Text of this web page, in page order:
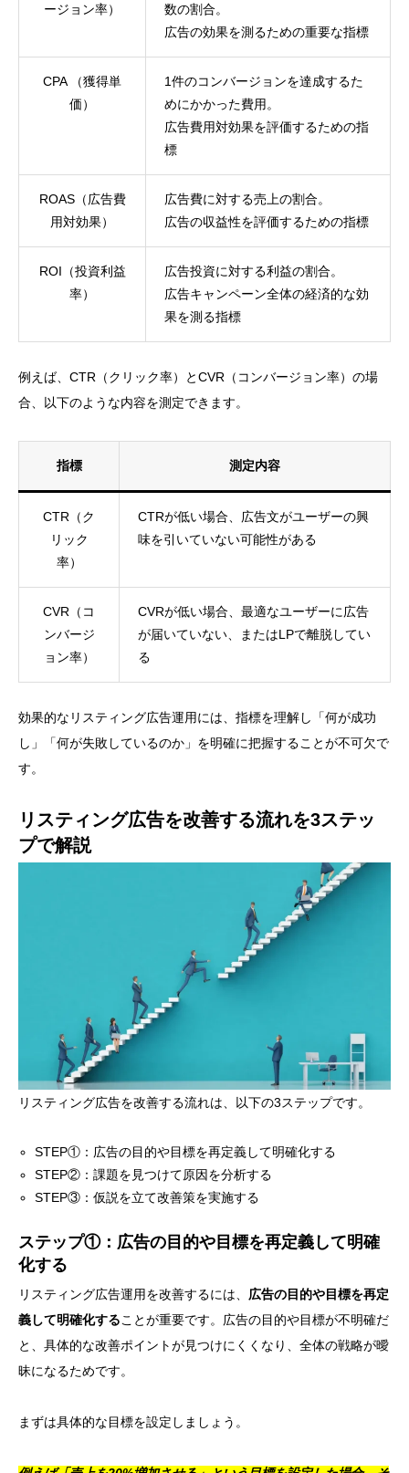
ージョン率）
数の割合。
広告の効果を測るための重要な指標
CPA （獲得単
価）
1件のコンバージョンを達成するた
めにかかった費用。
広告費用対効果を評価するための指
標
ROAS（広告費
用対効果）
広告費に対する売上の割合。
広告の収益性を評価するための指標
ROI（投資利益
率）
広告投資に対する利益の割合。
広告キャンペーン全体の経済的な効
果を測る指標
例えば、CTR（クリック率）とCVR（コンバージョン率）の場
合、以下のような内容を測定できます。
指標 測定内容
CTR（ク
リック
率）
CTRが低い場合、広告文がユーザーの興
味を引いていない可能性がある
CVR（コ
ンバージ
ョン率）
CVRが低い場合、最適なユーザーに広告
が届いていない、またはLPで離脱してい
る
効果的なリスティング広告運用には、指標を理解し「何が成功
し」「何が失敗しているのか」を明確に把握することが不可欠で
す。
リスティング広告を改善する流れを3ステッ
プで解説
リスティング広告を改善する流れは、以下の3ステップです。
STEP①：広告の目的や目標を再定義して明確化する
STEP②：課題を見つけて原因を分析する
STEP③：仮説を立て改善策を実施する
ステップ①：広告の目的や目標を再定義して明確
化する
リスティング広告運用を改善するには、 広告の目的や目標を再定
義して明確化することが重要です。広告の目的や目標が不明確だ
と、具体的な改善ポイントが見つけにくくなり、全体の戦略が曖
昧になるためです。
まずは具体的な目標を設定しましょう。